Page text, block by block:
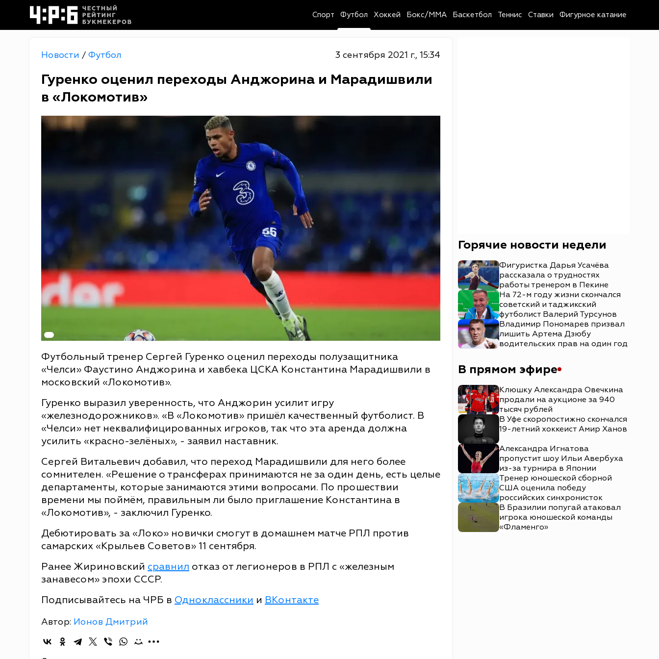
Спорт Футбол Хоккей Бокс/MMA Баскетбол Теннис Ставки Фигурное катание
Новости / Футбол 3 сентября 2021 г., 15:34
Гуренко оценил переходы Анджорина и Марадишвили
в «Локомотив»
Футбольный тренер Сергей Гуренко оценил переходы полузащитника
«Челси» Фаустино Анджорина и хавбека ЦСКА Константина Марадишвили в
московский «Локомотив».
Гуренко выразил уверенность, что Анджорин усилит игру
«железнодорожников». «В «Локомотив» пришёл качественный футболист. В
«Челси» нет неквалифицированных игроков, так что эта аренда должна
усилить «красно-зелёных», - заявил наставник.
Сергей Витальевич добавил, что переход Марадишвили для него более
сомнителен. «Решение о трансферах принимаются не за один день, есть целые
департаменты, которые занимаются этими вопросами. По прошествии
времени мы поймём, правильным ли было приглашение Константина в
«Локомотив», - заключил Гуренко.
Дебютировать за «Локо» новички смогут в домашнем матче РПЛ против
самарских «Крыльев Советов» 11 сентября.
Ранее Жириновский сравнил отказ от легионеров в РПЛ с «железным
занавесом» эпохи СССР.
Подписывайтесь на ЧРБ в Одноклассники и ВКонтакте
Автор: Ионов Дмитрий
Горячие новости недели
Фигуристка Дарья Усачёва
рассказала о трудностях
работы тренером в Пекине
На 72-м году жизни скончался
советский и таджикский
футболист Валерий Турсунов
Владимир Пономарев призвал
лишить Артема Дзюбу
водительских прав на один год
В прямом эфире
Клюшку Александра Овечкина
продали на аукционе за 940
тысяч рублей
В Уфе скоропостижно скончался
19-летний хоккеист Амир Ханов
Александра Игнатова
пропустит шоу Ильи Авербуха
из-за турнира в Японии
Тренер юношеской сборной
США оценила победу
российских синхронисток
В Бразилии попугай атаковал
игрока юношеской команды
«Фламенго»